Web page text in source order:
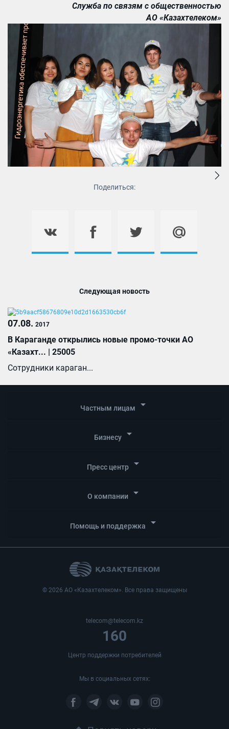
Служба по связям с общественностью
АО «Казахтелеком»
Поделиться:
Следующая новость
07.08. 2017
В Караганде открылись новые промо-точки АО
«Казахт... | 25005
Сотрудники караган...
Частным лицам arrow_drop_down
Бизнесу arrow_drop_down
Пресс центр arrow_drop_down
О компании arrow_drop_down
Помощь и поддержка arrow_drop_down
© 2026 АО «Казахтелеком». Все права защищены
telecom@telecom.kz
160
Центр поддержки потребителей
Мы в социальных сетях: